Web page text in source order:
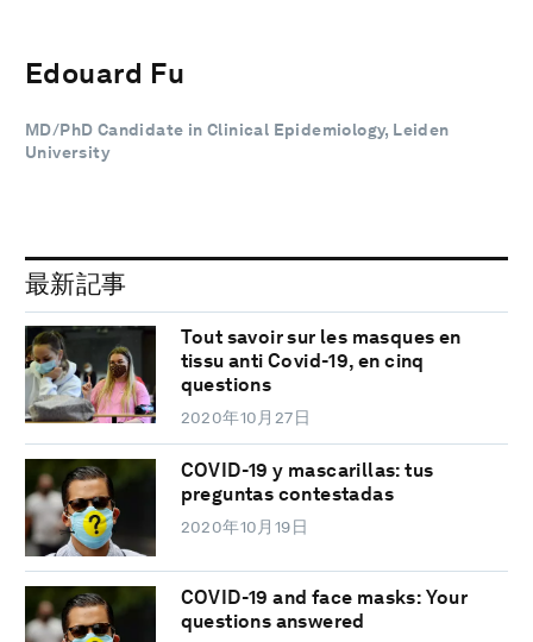
Edouard Fu
MD/PhD Candidate in Clinical Epidemiology, Leiden
University
最新記事
Tout savoir sur les masques en
tissu anti Covid-19, en cinq
questions
2020年10月27日
COVID-19 y mascarillas: tus
preguntas contestadas
2020年10月19日
COVID-19 and face masks: Your
questions answered